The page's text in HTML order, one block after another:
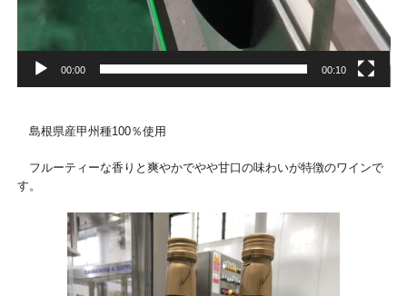
00:00 00:10
島根県産甲州種100％使用
フルーティーな香りと爽やかでやや甘口の味わいが特徴のワインで
す。